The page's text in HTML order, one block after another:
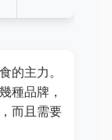
的主力。
種品牌，
而且需要